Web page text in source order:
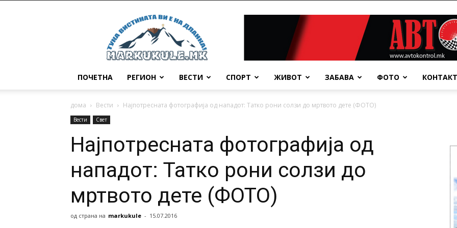
Маркукуле
ПОЧЕТНА РЕГИОН ВЕСТИ СПОРТ ЖИВОТ ЗАБАВА ФОТО КОНТАКТ
дома Вести Најпотресната фотографија од нападот: Татко рони солзи до мртвото дете (ФОТО)
Вести Свет
Најпотресната фотографија од
нападот: Татко рони солзи до
мртвото дете (ФОТО)
од страна на markukule - 15.07.2016